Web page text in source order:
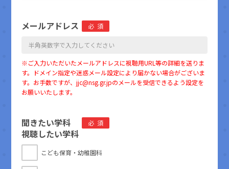
メールアドレス 必須
※ご入力いただいたメールアドレスに視聴用URL等の詳細を送りま
す。ドメイン指定や迷惑メール設定により届かない場合がございま
す。お手数ですが、jjc@nsg.gr.jpのメールを受信できるよう設定を
お願いいたします。
聞きたい学科
視聴したい学科
必須
こども保育・幼稚園科